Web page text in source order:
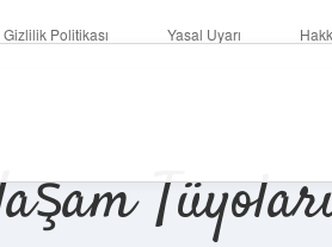
Gizlilik Politikası Yasal Uyarı